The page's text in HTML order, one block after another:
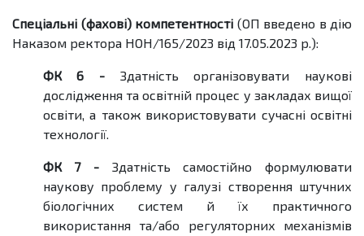
Спеціальні (фахові) компетентності (ОП введено в дію
Наказом ректора НОН/165/2023 від 17.05.2023 р.):
ФК 6 - Здатність організовувати наукові
дослідження та освітній процес у закладах вищої
освіти, а також використовувати сучасні освітні
технології.
ФК 7 - Здатність самостійно формулювати
наукову проблему у галузі створення штучних
біологічних систем й їх практичного
використання та/або регуляторних механізмів